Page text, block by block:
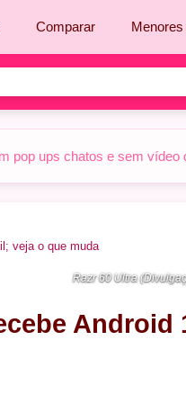
Comparar
pop ups chatos e sem
veja o que muda
Razr 60 Ultra
Android